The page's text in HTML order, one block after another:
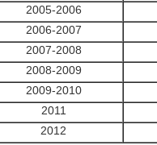
2005-2006
2006-2007
2007-2008
2008-2009
2009-2010
2011
2012